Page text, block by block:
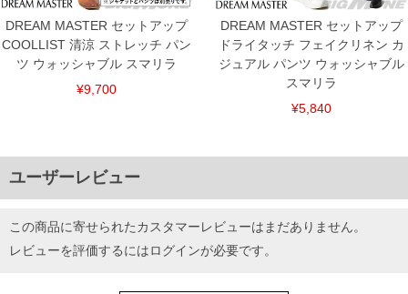
DREAM MASTER セットアップ
COOLLIST 清涼 ストレッチ パン
ツ ウォッシャブル スマリラ
¥9,700
DREAM MASTER セットアップ
ドライタッチ フェイクリネン カ
ジュアル パンツ ウォッシャブル
スマリラ
¥5,840
ユーザーレビュー
この商品に寄せられたカスタマーレビューはまだありません。
レビューを評価するにはログインが必要です。